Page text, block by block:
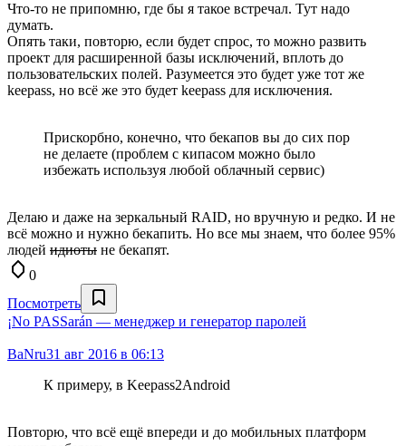
Что-то не припомню, где бы я такое встречал. Тут надо
думать.
Опять таки, повторю, если будет спрос, то можно развить
проект для расширенной базы исключений, вплоть до
пользовательских полей. Разумеется это будет уже тот же
keepass, но всё же это будет keepass для исключения.
Прискорбно, конечно, что бекапов вы до сих пор
не делаете (проблем с кипасом можно было
избежать используя любой облачный сервис)
Делаю и даже на зеркальный RAID, но вручную и редко. И не
всё можно и нужно бекапить. Но все мы знаем, что более 95%
людей идиоты не бекапят.
0
Посмотреть
¡No PASSarán — менеджер и генератор паролей
BaNru31 авг 2016 в 06:13
К примеру, в Keepass2Android
Повторю, что всё ещё впереди и до мобильных платформ